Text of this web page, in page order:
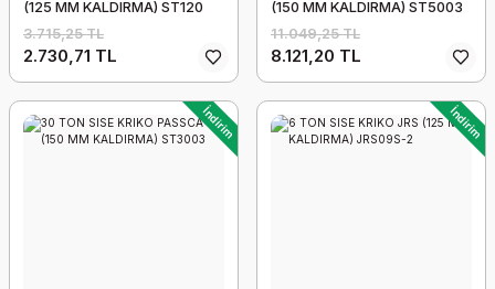
(125 MM KALDIRMA) ST120
3.715,25 TL
2.730,71 TL
(150 MM KALDIRMA) ST5003
11.049,25 TL
8.121,20 TL
İndirim İndirim